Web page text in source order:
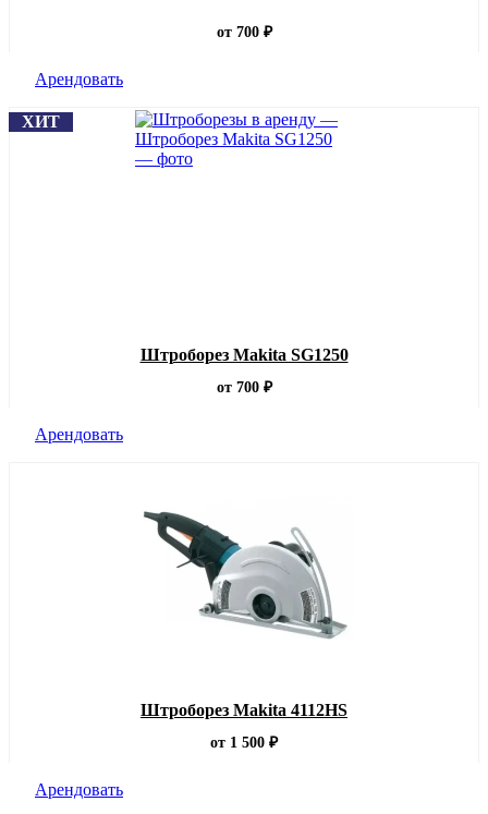
ХИТ
Штроборез Makita SG1250
от 700 ₽
Арендовать
Штроборез Makita 4112HS
от 1 500 ₽
Арендовать
от 700 ₽
Арендовать